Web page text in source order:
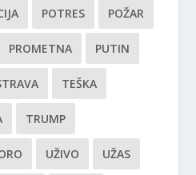
POTRES POŽAR
PROMETNA PUTIN
TEŠKA
TRUMP
UŽIVO UŽAS